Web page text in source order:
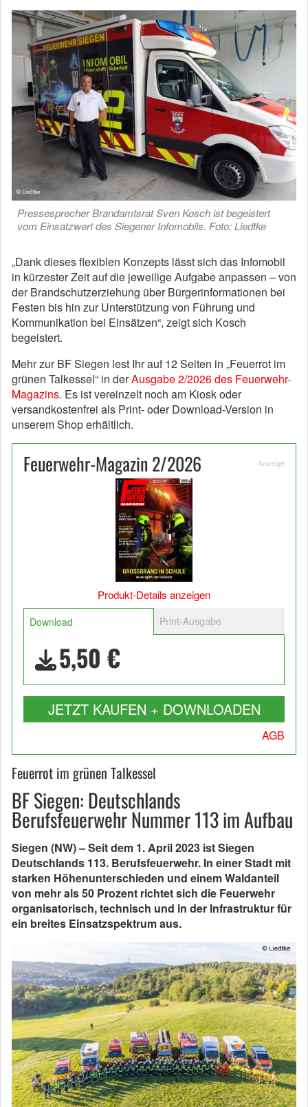
Pressesprecher Brandamtsrat Sven Kosch ist begeistert
vom Einsatzwert des Siegener Infomobils. Foto: Liedtke
„Dank dieses flexiblen Konzepts lässt sich das Infomobil
in kürzester Zeit auf die jeweilige Aufgabe anpassen – von
der Brandschutzerziehung über Bürgerinformationen bei
Festen bis hin zur Unterstützung von Führung und
Kommunikation bei Einsätzen“, zeigt sich Kosch
begeistert.
Mehr zur BF Siegen lest Ihr auf 12 Seiten in „Feuerrot im
grünen Talkessel“ in derAusgabe 2/2026 des Feuerwehr-
Magazins. Es ist vereinzelt noch am Kiosk oder
versandkostenfrei als Print- oder Download-Version in
unserem Shop erhältlich.
Feuerwehr-Magazin 2/2026 Anzeige
Produkt-Details anzeigen
Download Print-Ausgabe
5,50 €
JETZT KAUFEN + DOWNLOADEN
AGB
Feuerrot im grünen Talkessel
BF Siegen: Deutschlands
Berufsfeuerwehr Nummer 113 im Aufbau
Siegen (NW) – Seit dem 1. April 2023 ist Siegen
Deutschlands 113. Berufsfeuerwehr. In einer Stadt mit
starken Höhenunterschieden und einem Waldanteil
von mehr als 50 Prozent richtet sich die Feuerwehr
organisatorisch, technisch und in der Infrastruktur für
ein breites Einsatzspektrum aus.